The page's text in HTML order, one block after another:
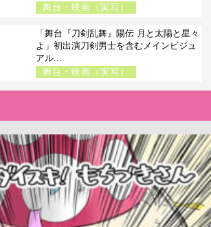
舞台・映画（実写）
「舞台『刀剣乱舞』陽伝 月と太陽と星々
よ」初出演刀剣男士を含むメインビジュ
アル...
舞台・映画（実写）